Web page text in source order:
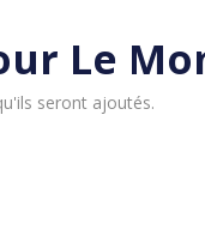
Le
seront ajoutés.